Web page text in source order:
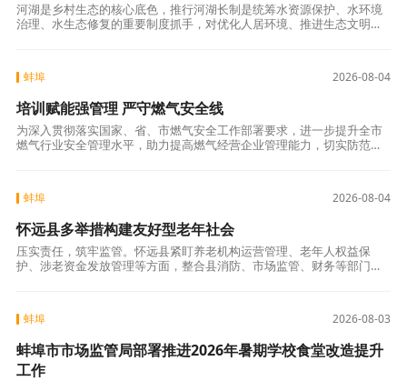
河湖是乡村生态的核心底色，推行河湖长制是统筹水资源保护、水环境
治理、水生态修复的重要制度抓手，对优化人居环境、推进生态文明建
2026-08-04
蚌埠
培训赋能强管理 严守燃气安全线
为深入贯彻落实国家、省、市燃气安全工作部署要求，进一步提升全市
燃气行业安全管理水平，助力提高燃气经营企业管理能力，切实防范化
2026-08-04
蚌埠
怀远县多举措构建友好型老年社会
压实责任，筑牢监管。怀远县紧盯养老机构运营管理、老年人权益保
护、涉老资金发放管理等方面，整合县消防、市场监管、财务等部门力
2026-08-03
蚌埠
蚌埠市市场监管局部署推进2026年暑期学校食堂改造提升
工作